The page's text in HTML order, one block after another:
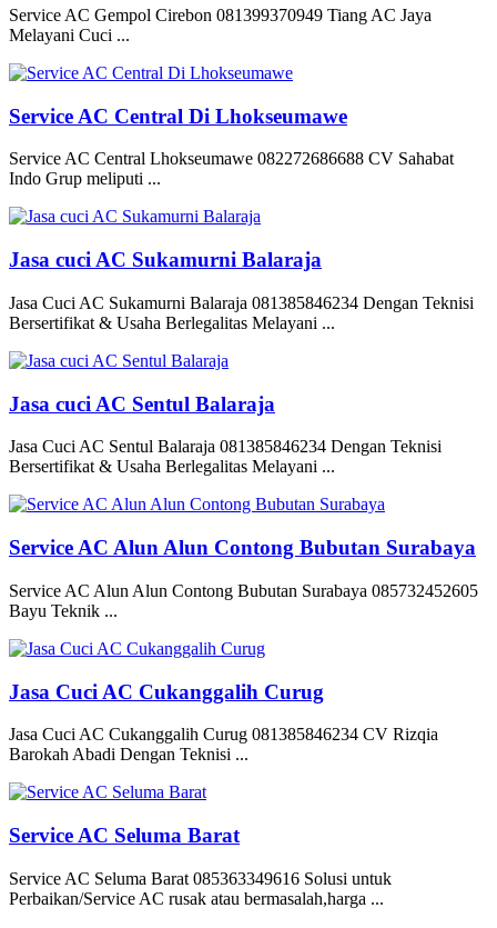
Service AC Gempol Cirebon 081399370949 Tiang AC Jaya
Melayani Cuci ...
Service AC Central Di Lhokseumawe
Service AC Central Lhokseumawe 082272686688 CV Sahabat
Indo Grup meliputi ...
Jasa cuci AC Sukamurni Balaraja
Jasa Cuci AC Sukamurni Balaraja 081385846234 Dengan Teknisi
Bersertifikat & Usaha Berlegalitas Melayani ...
Jasa cuci AC Sentul Balaraja
Jasa Cuci AC Sentul Balaraja 081385846234 Dengan Teknisi
Bersertifikat & Usaha Berlegalitas Melayani ...
Service AC Alun Alun Contong Bubutan Surabaya
Service AC Alun Alun Contong Bubutan Surabaya 085732452605
Bayu Teknik ...
Jasa Cuci AC Cukanggalih Curug
Jasa Cuci AC Cukanggalih Curug 081385846234 CV Rizqia
Barokah Abadi Dengan Teknisi ...
Service AC Seluma Barat
Service AC Seluma Barat 085363349616 Solusi untuk
Perbaikan/Service AC rusak atau bermasalah,harga ...